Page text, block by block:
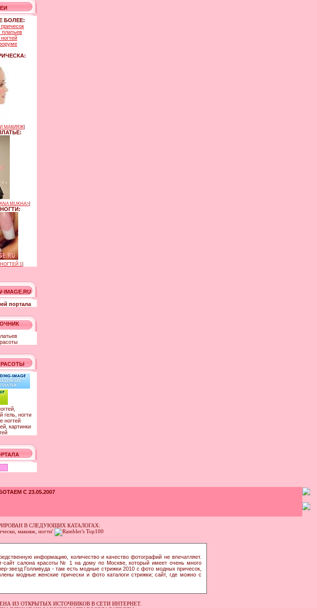
БОЛЕЕ:
платьев
МАКИЯЖ]
MUKHA>]
1]
портала
С 23.05.2007
В СЛЕДУЮЩИХ КАТАЛОГАХ:
информацию, количество и качество фотографий не впечатляет.
сайт салона красоты № 1 на дому по Москве, который имеет очень много
звезд Голливуда - там есть модные стрижки 2010 с фото модных причесок,
модные женские прически и фото каталоги стрижки; сайт, где можно с
ИЗ ОТКРЫТЫХ ИСТОЧНИКОВ В СЕТИ ИНТЕРНЕТ.